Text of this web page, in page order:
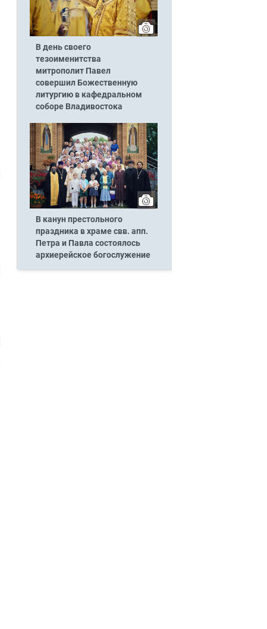
В день своего
тезоименитства
митрополит Павел
совершил Божественную
литургию в кафедральном
соборе Владивостока
В канун престольного
праздника в храме свв. апп.
Петра и Павла состоялось
архиерейское богослужение